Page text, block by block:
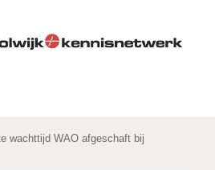
wachttijd WAO afgeschaft bij